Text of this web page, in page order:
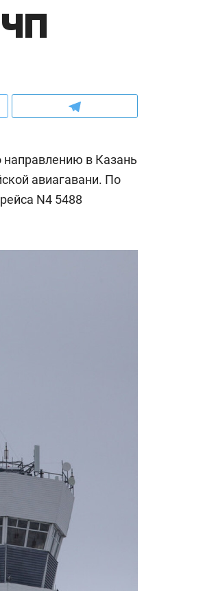
направлению в Казань
авиагавани. По
N4 5488
дотошных
мастеров
Рекомендуем